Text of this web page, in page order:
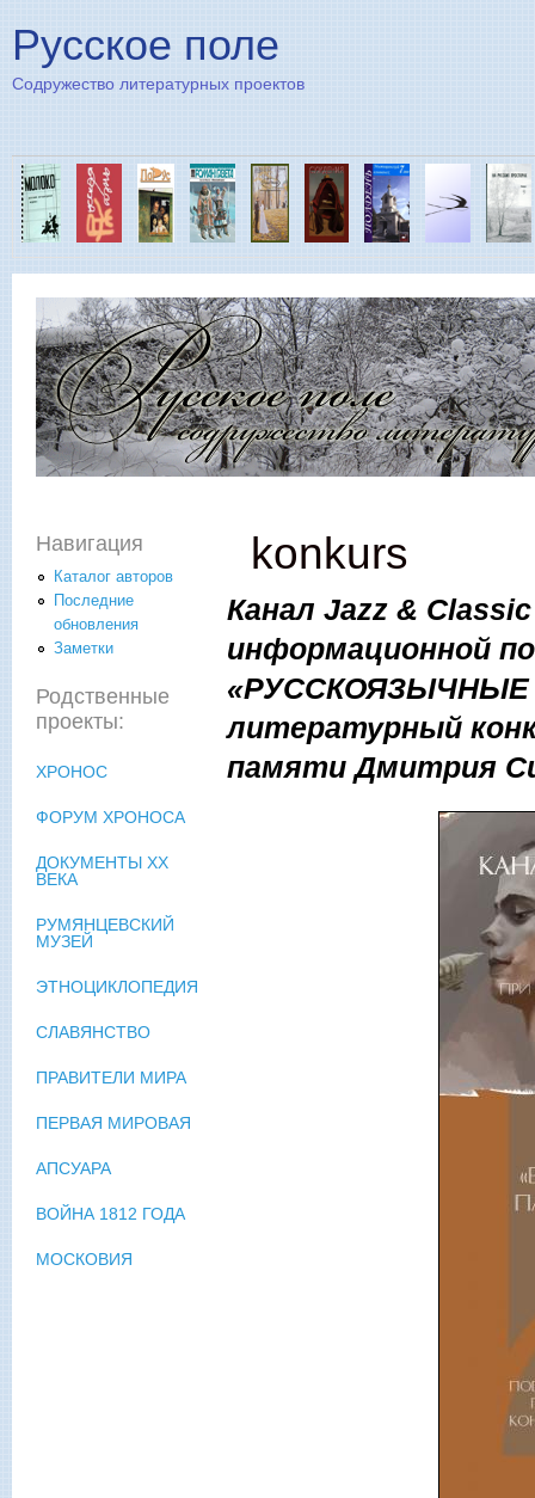
Русское поле
Содружество литературных проектов
konkurs
Канал Jazz &
информационной
«РУССКОЯЗЫЧНЫЕ
литературный
памяти Дмитрия
Навигация
Каталог авторов
Последние
обновления
Заметки
Родственные
проекты:
ХРОНОС
ФОРУМ ХРОНОСА
ДОКУМЕНТЫ XX
ВЕКА
РУМЯНЦЕВСКИЙ
МУЗЕЙ
ЭТНОЦИКЛОПЕДИЯ
СЛАВЯНСТВО
ПРАВИТЕЛИ МИРА
ПЕРВАЯ МИРОВАЯ
АПСУАРА
ВОЙНА 1812 ГОДА
МОСКОВИЯ